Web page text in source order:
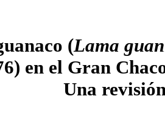
(Lama
en el Gran
Una